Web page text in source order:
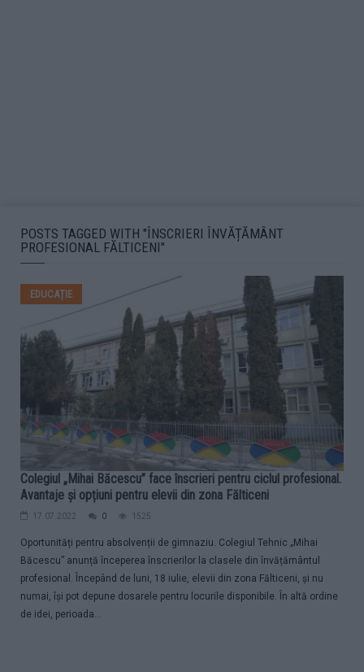
POSTS TAGGED WITH "ÎNSCRIERI ÎNVĂȚĂMÂNT
PROFESIONAL FĂLTICENI"
EDUCAȚIE
Colegiul „Mihai Băcescu” face înscrieri pentru ciclul profesional.
Avantaje și opțiuni pentru elevii din zona Fălticeni
17.07.2022 0 1525
Oportunități pentru absolvenții de gimnaziu. Colegiul Tehnic „Mihai
Băcescu” anunță începerea înscrierilor la clasele din învățământul
profesional. Începând de luni, 18 iulie, elevii din zona Fălticeni, și nu
numai, își pot depune dosarele pentru locurile disponibile. În altă ordine
de idei, perioada...